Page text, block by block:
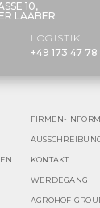
10,
LAABER
LOGISTIK
+49 173 47 78
FIRMEN-
KONTAKT
WERDEGANG
AGROHOF